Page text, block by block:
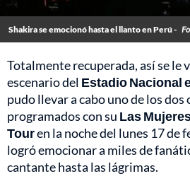
Shakira se emocionó hasta el llanto en Perú -
Totalmente recuperada, así se le
escenario del Estadio Nacional
pudo llevar a cabo uno de los dos
programados con su Las
Touren la noche del lunes 17 de
logró emocionar a miles de
cantante hasta las lágrimas.